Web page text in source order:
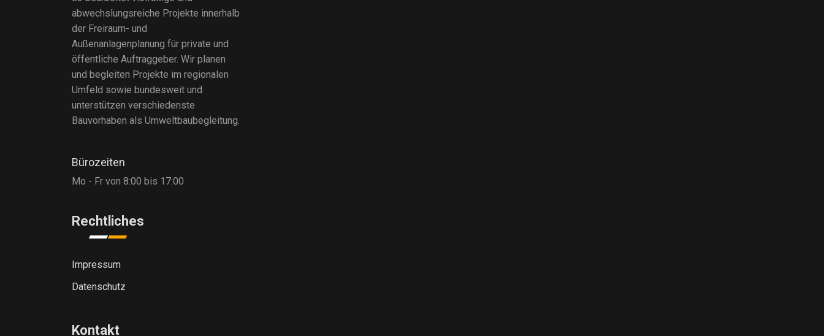
abwechslungsreiche Projekte innerhalb
der Freiraum- und
Außenanlagenplanung für private und
öffentliche Auftraggeber. Wir planen
und begleiten Projekte im regionalen
Umfeld sowie bundesweit und
unterstützen verschiedenste
Bauvorhaben als Umweltbaubegleitung.
Bürozeiten
Mo - Fr von 8:00 bis 17:00
Rechtliches
Impressum
Datenschutz
Kontakt